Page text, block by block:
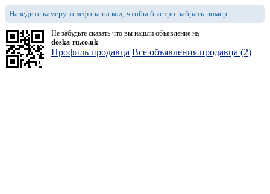
Наведите камеру телефона на код, чтобы быстро набрать номер
Не забудьте сказать что вы нашли объявление на
doska-ru.co.uk
Профиль продавца Все объявления продавца (2)